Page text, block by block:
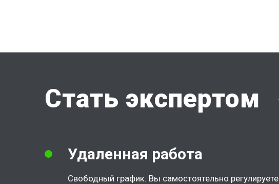
Стать экспертом
Удаленная работа
Свободный график. Вы самостоятельно регулируете